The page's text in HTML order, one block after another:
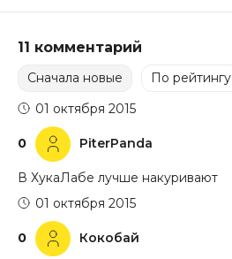
11 комментарий
Сначала новые По рейтингу
0 PiterPanda
01 октября 2015
В ХукаЛабе лучше накуривают
0 Кокобай
01 октября 2015